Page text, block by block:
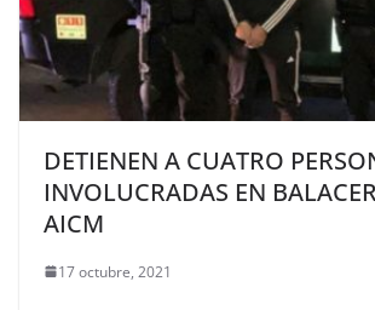
DETIENEN A CUATRO
INVOLUCRADAS EN
AICM
17 octubre, 2021